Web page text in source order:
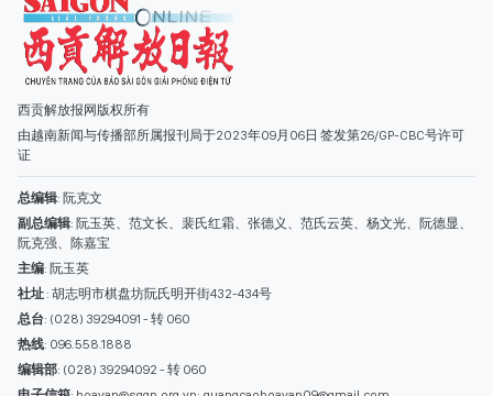
阮克强、陈嘉宝
主编: 阮玉英
社址: 胡志明市棋盘坊阮氏明开街432-434号
总台: (028) 39294091 - 转 060
热线: 096.558.1888
编辑部: (028) 39294092 - 转 060
电子信箱
广告部
(028) 38334185
quangcaohoavan09@gmail.com;
类别